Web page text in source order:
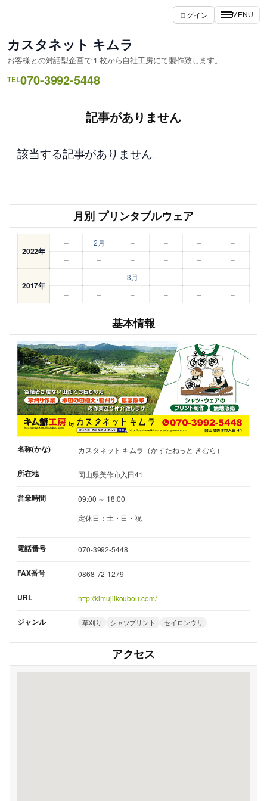
ス
キ
ッ
ログイン MENU
カスタネット キムラ
お客様との対話型企画で１枚から自社工房にて製作致します。
TEL070-3992-5448
記事がありません
該当する記事がありません。
月別 プリンタブルウェア
2022年
– 2月 – – –
–
–
– – – – –
2017年
– – 3月 – –
–
–
– – – – –
基本情報
名称(かな) カスタネット キムラ（かすたねっと きむら）
所在地 岡山県美作市入田41
営業時間
09:00 ～ 18:00
定休日：土・日・祝
電話番号 070-3992-5448
FAX番号 0868-72-1279
URL http://kimujiikoubou.com/
ジャンル 草刈り シャツプリント セイロンウリ
アクセス